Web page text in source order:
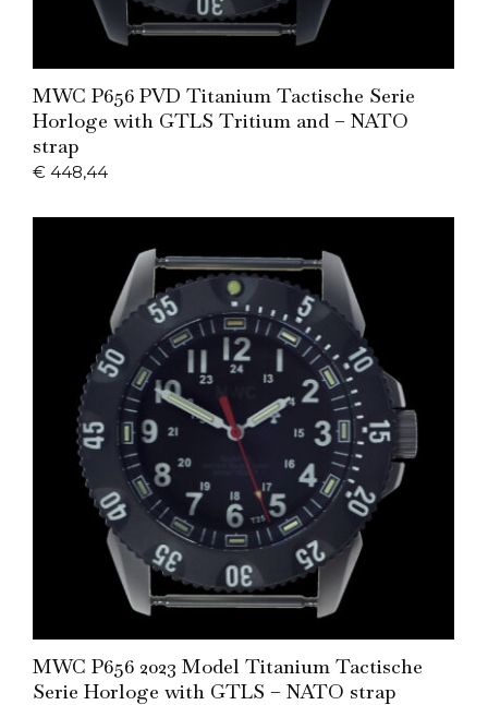
MWC P656 PVD Titanium Tactische Serie
Horloge with GTLS Tritium and – NATO
strap
€ 448,44
MWC P656 2023 Model Titanium Tactische
Serie Horloge with GTLS – NATO strap